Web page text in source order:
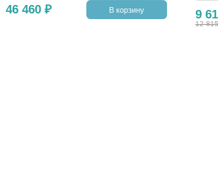
46 460 ₽ В корзину 9
12